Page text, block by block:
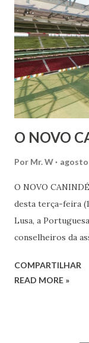
folclóricas do
Bailarina
15 anos ao estudo
às danças
dança aos 4 anos
passando por
O NOVO
Por Mr. W agosto
O NOVO
desta terça-feira
Lusa, a
conselheiros da
complexo, que
COMPARTILHAR
READ MORE »